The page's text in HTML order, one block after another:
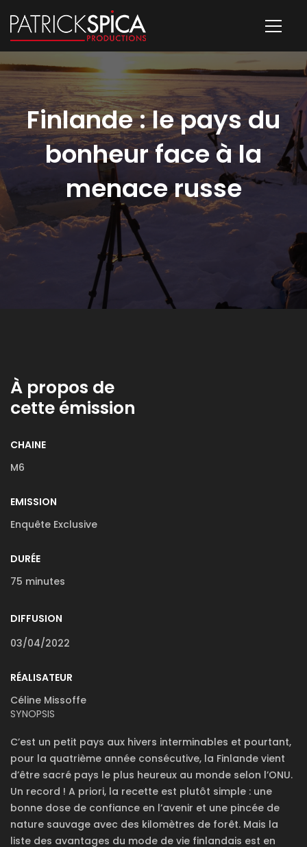
Finlande : le pays du
bonheur face à la
menace russe
À propos de
cette émission
CHAINE
M6
EMISSION
Enquête Exclusive
DURÉE
75 minutes
DIFFUSION
03/04/2022
RÉALISATEUR
Céline Missoffe
SYNOPSIS
C’est un petit pays aux hivers interminables et pourtant,
pour la quatrième année consécutive, la Finlande vient
d’être sacré pays le plus heureux au monde selon l’ONU.
Un record ! A priori, la recette est plutôt simple : une
bonne dose de confiance en l’avenir et une pincée de
nature sauvage avec des kilomètres de forêt. Mais la
liste des avantages du mode de vie finlandais est en